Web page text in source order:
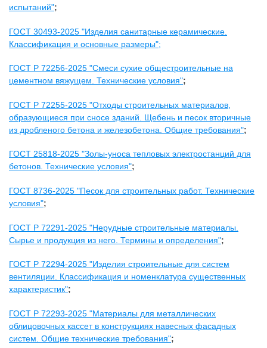
испытаний";
ГОСТ 30493-2025 "Изделия санитарные керамические.
Классификация и основные размеры";
ГОСТ Р 72256-2025 "Смеси сухие общестроительные на
цементном вяжущем. Технические условия";
ГОСТ Р 72255-2025 "Отходы строительных материалов,
образующиеся при сносе зданий. Щебень и песок вторичные
из дробленого бетона и железобетона. Общие требования";
ГОСТ 25818-2025 "Золы-уноса тепловых электростанций для
бетонов. Технические условия";
ГОСТ 8736-2025 "Песок для строительных работ. Технические
условия";
ГОСТ Р 72291-2025 "Нерудные строительные материалы.
Сырье и продукция из него. Термины и определения";
ГОСТ Р 72294-2025 "Изделия строительные для систем
вентиляции. Классификация и номенклатура существенных
характеристик";
ГОСТ Р 72293-2025 "Материалы для металлических
облицовочных кассет в конструкциях навесных фасадных
систем. Общие технические требования";